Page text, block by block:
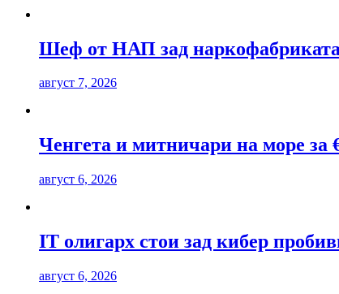
Шеф от НАП зад
август 7, 2026
Ченгета и митничари на море за
август 6, 2026
IT олигарх стои зад кибер
август 6, 2026